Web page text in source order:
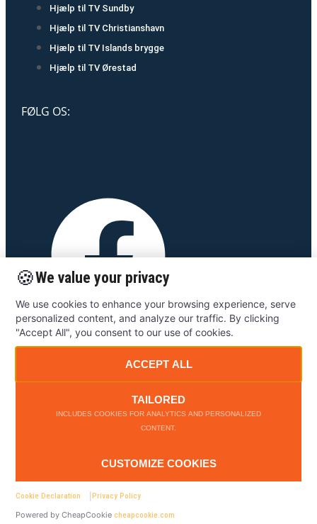
Hjælp til TV Sundby
Hjælp til TV Christianshavn
Hjælp til TV Islands brygge
Hjælp til TV Ørestad
FØLG OS:
FACEBOOK
© 2025 - ØENS IT - All rights reserved.
Copyright © 2025 ØENS IT
🍪We value your privacy
We use cookies to enhance your browsing experience, serve
personalized content, and analyze our traffic. By clicking
"Accept All", you consent to our use of cookies.
ACCEPT ALL
TAILORED
INCLUDES COOKIES FOR ANALYTICS AND PERSONALIZED
CONTENT.
CUSTOMIZE COOKIES
Cookie Declaration |Privacy Policy
Powered by CheapCookiecheapcookie.com